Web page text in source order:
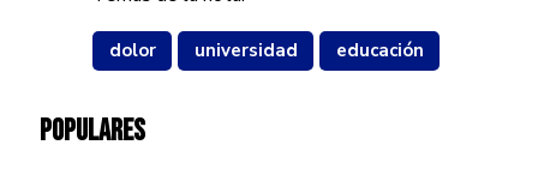
dolor universidad educación
POPULARES